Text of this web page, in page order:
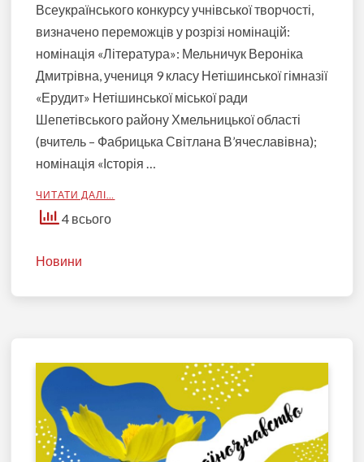
Всеукраїнського конкурсу учнівської творчості,
визначено переможців у розрізі номінацій:
номінація «Література»: Мельничук Вероніка
Дмитрівна, учениця 9 класу Нетішинської гімназії
«Ерудит» Нетішинської міської ради
Шепетівського району Хмельницької області
(вчитель – Фабрицька Світлана В’ячеславівна);
номінація «Історія …
ЧИТАТИ ДАЛІ…
4 всього
Новини